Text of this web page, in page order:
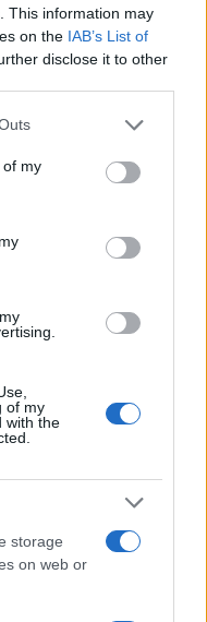
This information may
on the IAB’s List of
disclose it to other
one or more Google
You may click to
its third-party tags to
in below Google
of my
of my
with the
storage
on web or
Κρήτη:
να πληρώσει για
- Το παιδί
επιχείρησης
Πιτουρά,
Χιώτη
νεκρούς μητέρα
την προσοχή
έκρυψε τον
– Η
διαφωνία με την
φωτογραφία